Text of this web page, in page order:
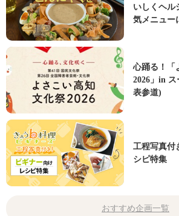
いしくヘル
気メニュー
心踊る！「
2026」in
表参道)
工程写真付
シピ特集
おすすめ企画一覧